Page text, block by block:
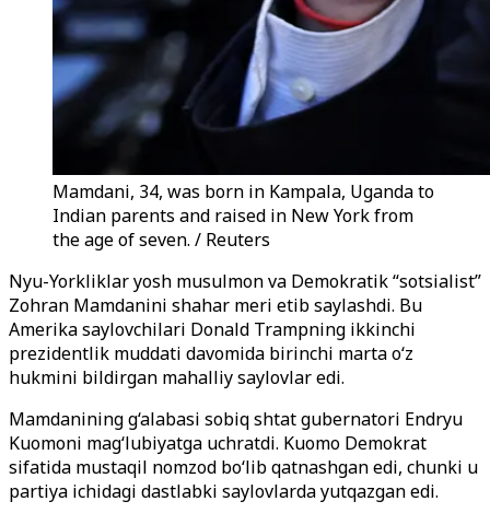
Mamdani, 34, was born in Kampala, Uganda to
Indian parents and raised in New York from
the age of seven. / Reuters
Nyu-Yorkliklar yosh musulmon va Demokratik “sotsialist”
Zohran Mamdanini shahar meri etib saylashdi. Bu
Amerika saylovchilari Donald Trampning ikkinchi
prezidentlik muddati davomida birinchi marta o‘z
hukmini bildirgan mahalliy saylovlar edi.
Mamdanining g‘alabasi sobiq shtat gubernatori Endryu
Kuomoni mag‘lubiyatga uchratdi. Kuomo Demokrat
sifatida mustaqil nomzod bo‘lib qatnashgan edi, chunki u
partiya ichidagi dastlabki saylovlarda yutqazgan edi.